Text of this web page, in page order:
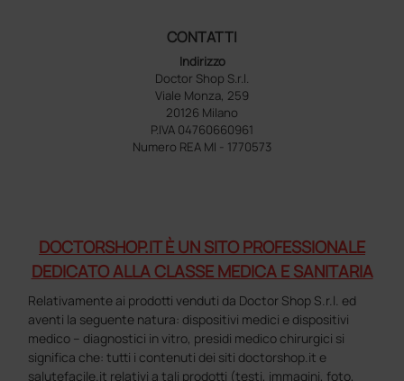
CONTATTI
Indirizzo
Doctor Shop S.r.l.
Viale Monza, 259
20126 Milano
P.IVA 04760660961
Numero REA MI - 1770573
DOCTORSHOP.IT È UN SITO PROFESSIONALE
DEDICATO ALLA CLASSE MEDICA E SANITARIA
Relativamente ai prodotti venduti da Doctor Shop S.r.l. ed
aventi la seguente natura: dispositivi medici e dispositivi
medico – diagnostici in vitro, presidi medico chirurgici si
significa che: tutti i contenuti dei siti doctorshop.it e
salutefacile.it relativi a tali prodotti (testi, immagini, foto,